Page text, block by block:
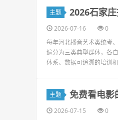
主题 2026石家
2026-07-16 0
每年河北播音艺术类统考
遍分为三类典型群体，各
体系、数据可追溯的培训
主题 免费看电影
2026-07-15 0